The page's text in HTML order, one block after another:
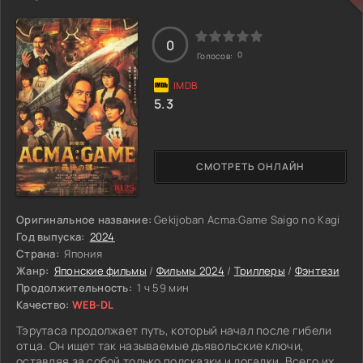
воспользоваться ситуацией и предлагает хитроумную
сделку. За возможность отправиться домой и увидеться с
близкими Карагу необходимо выступить на Совете
академии с лживыми показаниями. Юноша принимает
предложение бывшего наставника, не понимая в какую
авантюру он ввязался. Будущее и существование самой
школы оборотней под угрозой. Карагу придется
преодолеть серьезные испытания, проанализировать
свои поступки и в конце концов понять свое истинное
предназначение. Взаимодействие в команде и вера в
собственные силы помогут остановить предателя.
Оригинальное название: Gekijoban Acma:Game Saigo no Kagi
Год выпуска: 2024
Страна: Япония
Жанр: Японские фильмы / Фильмы 2024 / Триллеры / Фэнтези
Продолжительность: 1 ч 59 мин
Качество: WEB-DL
Тэрутаса продолжает путь, который начал после гибели
отца. Он ищет так называемые дьявольские ключи,
СМОТРЕТЬ ОНЛАЙН
0
Голосов: 0
5.3